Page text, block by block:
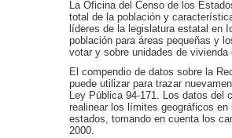
La Oficina del Censo de los
total de la población y
líderes de la legislatura estatal en
población para áreas pequeñas y
votar y sobre unidades de vivienda
El compendio de datos sobre la
puede utilizar para trazar
Ley Pública 94-171. Los datos del
realinear los límites geográficos
estados, tomando en cuenta los
2000.